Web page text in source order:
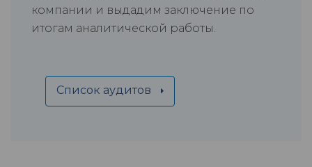
компании и выдадим заключение по
итогам аналитической работы.
Список аудитов